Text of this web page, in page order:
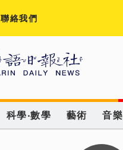
聯絡我們
科學‧數學 藝術 音樂